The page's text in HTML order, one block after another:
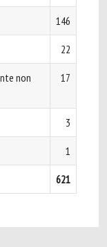
146
22
non
17
3
1
621